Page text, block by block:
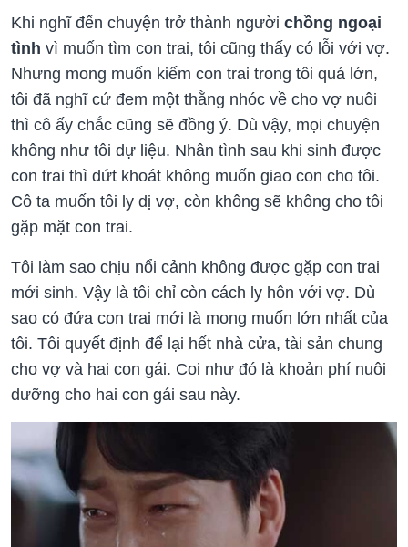
Khi nghĩ đến chuyện trở thành người chồng ngoại
tình vì muốn tìm con trai, tôi cũng thấy có lỗi với vợ.
Nhưng mong muốn kiếm con trai trong tôi quá lớn,
tôi đã nghĩ cứ đem một thằng nhóc về cho vợ nuôi
thì cô ấy chắc cũng sẽ đồng ý. Dù vậy, mọi chuyện
không như tôi dự liệu. Nhân tình sau khi sinh được
con trai thì dứt khoát không muốn giao con cho tôi.
Cô ta muốn tôi ly dị vợ, còn không sẽ không cho tôi
gặp mặt con trai.
Tôi làm sao chịu nổi cảnh không được gặp con trai
mới sinh. Vậy là tôi chỉ còn cách ly hôn với vợ. Dù
sao có đứa con trai mới là mong muốn lớn nhất của
tôi. Tôi quyết định để lại hết nhà cửa, tài sản chung
cho vợ và hai con gái. Coi như đó là khoản phí nuôi
dưỡng cho hai con gái sau này.